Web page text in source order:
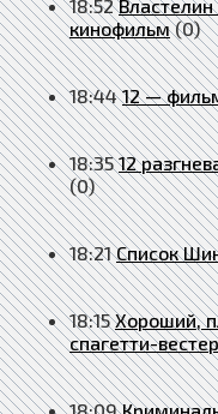
18:52
кинофильм (0)
18:44 12 —
18:35 12
(0)
18:21 Список
18:15 Хороший,
спагетти-